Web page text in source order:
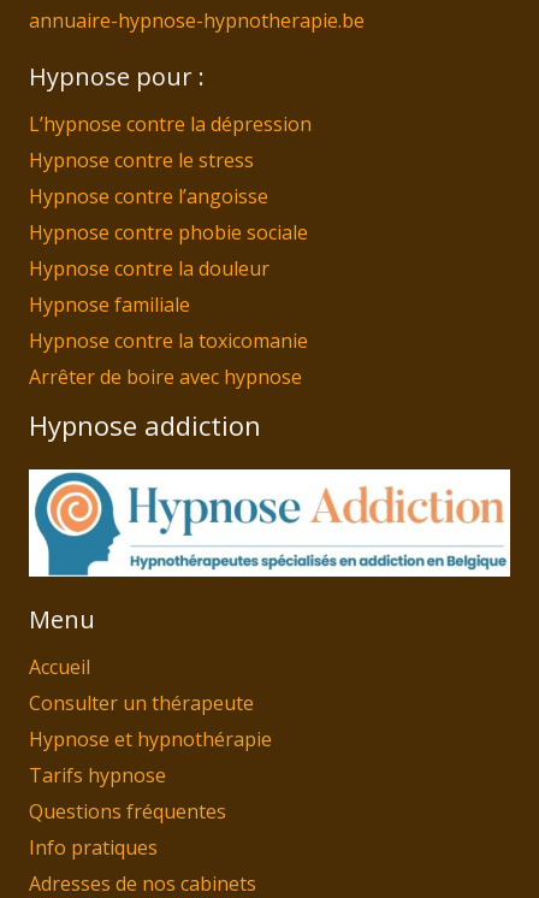
annuaire-hypnose-hypnotherapie.be
Hypnose pour :
L’hypnose contre la dépression
Hypnose contre le stress
Hypnose contre l’angoisse
Hypnose contre phobie sociale
Hypnose contre la douleur
Hypnose familiale
Hypnose contre la toxicomanie
Arrêter de boire avec hypnose
Hypnose addiction
Menu
Accueil
Consulter un thérapeute
Hypnose et hypnothérapie
Tarifs hypnose
Questions fréquentes
Info pratiques
Adresses de nos cabinets